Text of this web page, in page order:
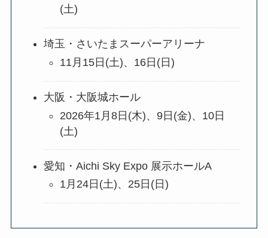
(土)
埼玉・さいたまスーパーアリーナ
11月15日(土)、16日(日)
大阪・大阪城ホール
2026年1月8日(木)、9日(金)、10日
(土)
愛知・Aichi Sky Expo 展示ホールA
1月24日(土)、25日(日)